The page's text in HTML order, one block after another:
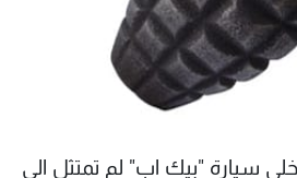
سيارة "بيك اب" لم تمتثل الى